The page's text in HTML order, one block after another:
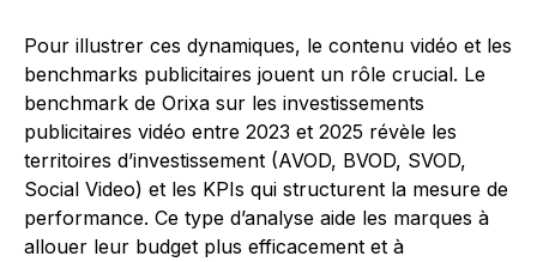
Pour illustrer ces dynamiques, le contenu vidéo et les
benchmarks publicitaires jouent un rôle crucial. Le
benchmark de Orixa sur les investissements
publicitaires vidéo entre 2023 et 2025 révèle les
territoires d’investissement (AVOD, BVOD, SVOD,
Social Video) et les KPIs qui structurent la mesure de
performance. Ce type d’analyse aide les marques à
allouer leur budget plus efficacement et à